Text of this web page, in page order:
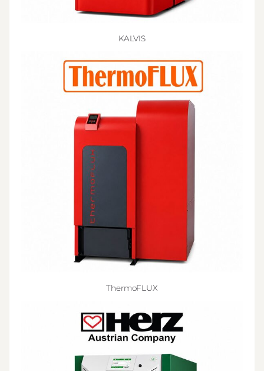
KALVIS
ThermoFLUX